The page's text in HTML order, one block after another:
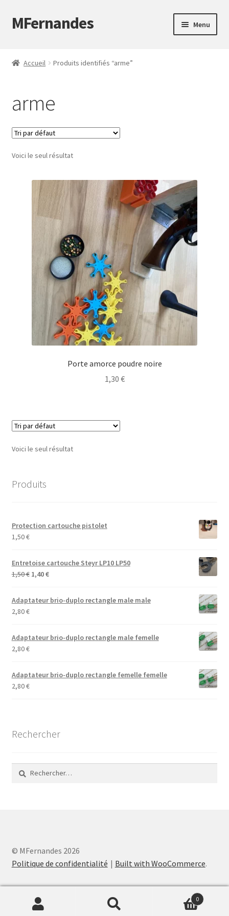
Aller
à
navigation
Aller
au
MFernandes Menu
Blog
Boutique
Contact
Mon compte
Politique de confidentialité
Validation de la commande
Accueil Produits identifiés “arme”
arme
Voici le seul résultat
Porte amorce poudre noire
1,30 €
Voici le seul résultat
Produits
Protection cartouche pistolet
1,50€
Entretoise cartouche Steyr LP10 LP50
1,50€ Le
initial
1,40€Le
actuel
Adaptateur brio-duplo rectangle male male
2,80€
Adaptateur brio-duplo rectangle male femelle
2,80€
Adaptateur brio-duplo rectangle femelle femelle
2,80€
Rechercher
Rechercher :
© MFernandes 2026
Politique de confidentialité
Built with WooCommerce.
Recherche
Recherche
0